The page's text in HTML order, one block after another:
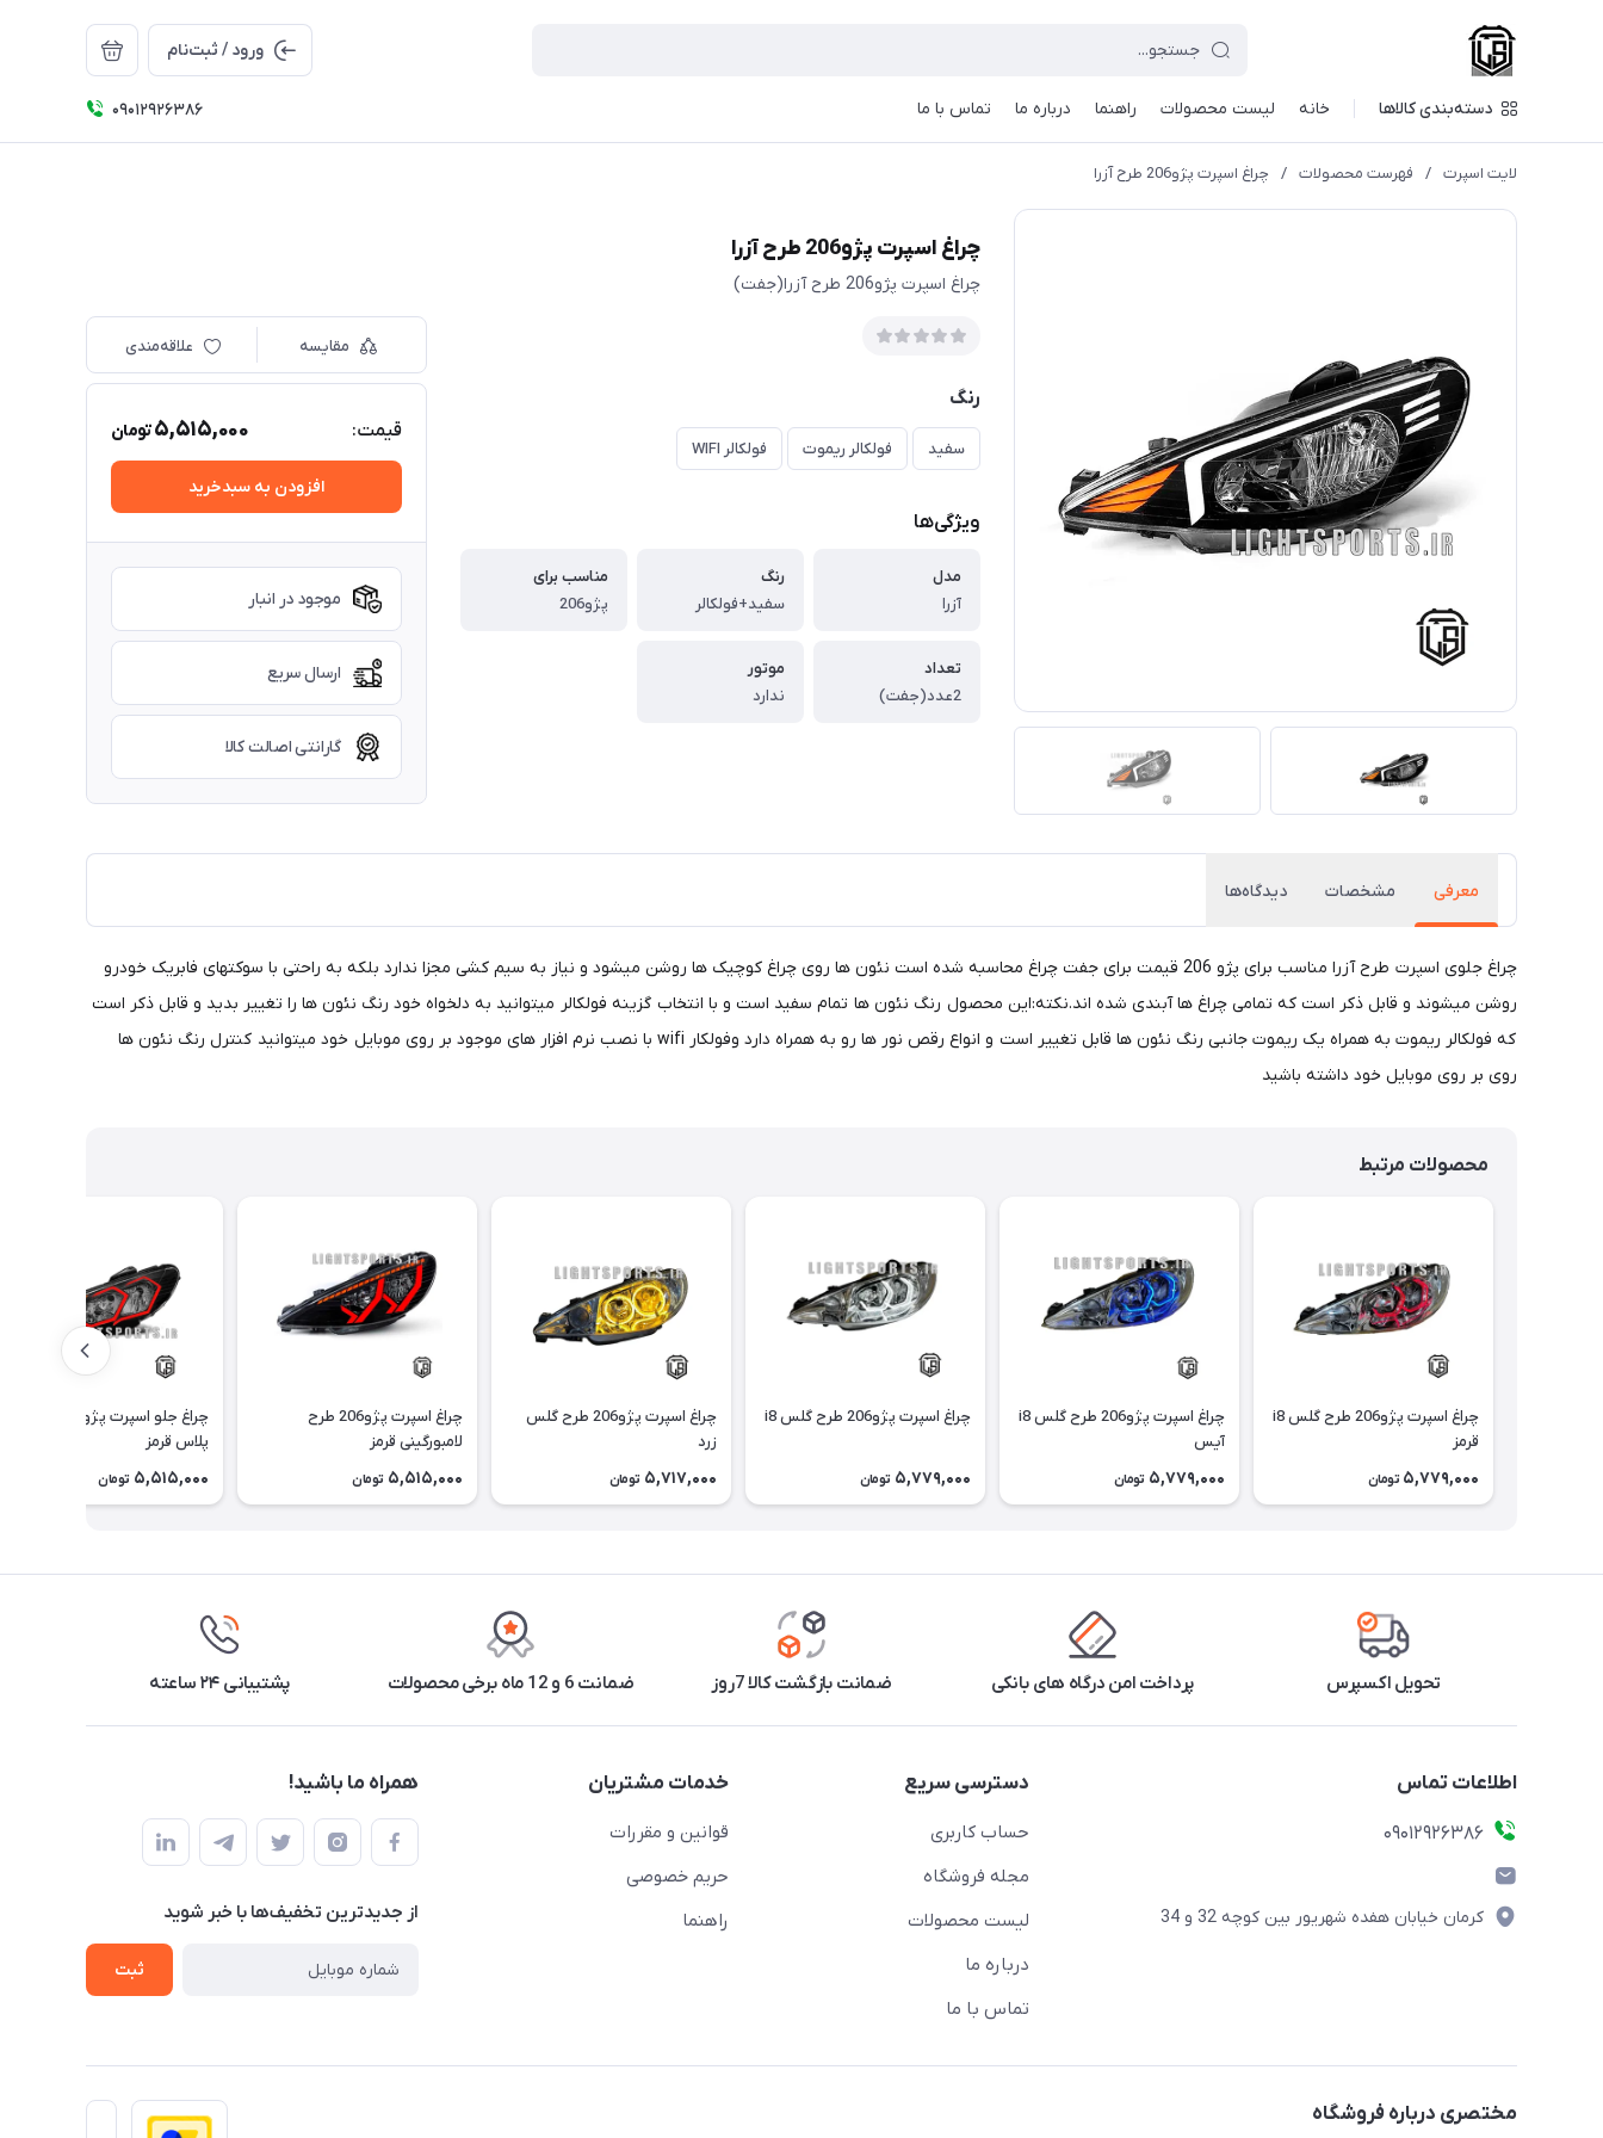
ورود / ثبت‌نام
دسته‌بندی کالاها خانه لیست محصولات راهنما درباره ما تماس با ما 09012926386
لایت اسپرت / فهرست محصولات / چراغ اسپرت پژو206 طرح آزرا
چراغ اسپرت پژو206 طرح آزرا
چراغ اسپرت پژو206 طرح آزرا(جفت)
رنگ
سفید فولکالر ریموت فولکالر WIFI
ویژگی‌ها
مدل
آزرا
رنگ
سفید+فولکالر
مناسب برای
پژو206
تعداد
2عدد(جفت)
موتور
ندارد
مقایسه علاقه‌مندی
قیمت: 5,515,000تومان
افزودن به سبدخرید
موجود در انبار
ارسال سریع
گارانتی اصالت کالا
معرفی مشخصات دیدگاه‌ها
چراغ جلوی اسپرت طرح آزرا مناسب برای پژو 206 قیمت برای جفت چراغ محاسبه شده است نئون ها روی چراغ کوچیک ها روشن میشود و نیاز به سیم کشی مجزا ندارد بلکه به راحتی با سوکتهای فابریک خودرو
روشن میشوند و قابل ذکر است که تمامی چراغ ها آبندی شده اند.نکته:این محصول رنگ نئون ها تمام سفید است و با انتخاب گزینه فولکالر میتوانید به دلخواه خود رنگ نئون ها را تغییر بدید و قابل ذکر است
که فولکالر ریموت به همراه یک ریموت جانبی رنگ نئون ها قابل تغییر است و انواع رقص نور ها رو به همراه دارد وفولکار wifi با نصب نرم افزار های موجود بر روی موبایل خود میتوانید کنترل رنگ نئون ها
روی بر روی موبایل خود داشته باشید
محصولات مرتبط
چراغ اسپرت پژو206 طرح گلس i8
قرمز
5,779,000 تومان
چراغ اسپرت پژو206 طرح گلس i8
آیس
5,779,000 تومان
چراغ اسپرت پژو206 طرح گلس i8
5,779,000 تومان
چراغ اسپرت پژو206 طرح گلس
زرد
5,717,000 تومان
چراغ اسپرت پژو206 طرح
لامبورگینی قرمز
5,515,000 تومان
پلاس قرمز
5,515,000 تومان
تحویل اکسپرس پرداخت امن درگاه های بانکی ضمانت بازگشت کالا 7روز ضمانت 6 و 12 ماه برخی محصولات پشتیبانی ۲۴ ساعته
اطلاعات تماس
09012926386
کرمان خیابان هفده شهریور بین کوچه 32 و 34
دسترسی سریع
حساب کاربری
مجله فروشگاه
لیست محصولات
درباره ما
تماس با ما
خدمات مشتریان
قوانین و مقررات
حریم خصوصی
راهنما
همراه ما باشید!
از جدید‌ترین تخفیف‌ها با‌ خبر شوید
ثبت
مختصری درباره فروشگاه